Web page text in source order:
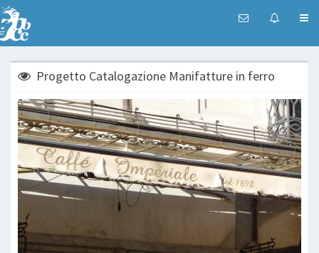
Progetto Catalogazione Manifatture in ferro